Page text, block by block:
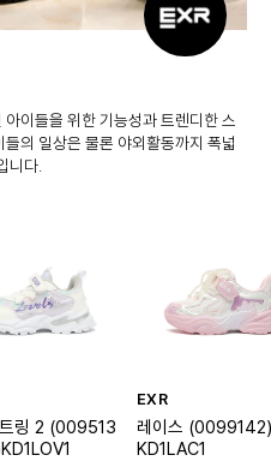
이들을 위한 기능성과 트렌디한 스
의 일상은 물론 야외활동까지 폭넓
니다.
링 2 (009513
EXR
레이스
KD1LAC1